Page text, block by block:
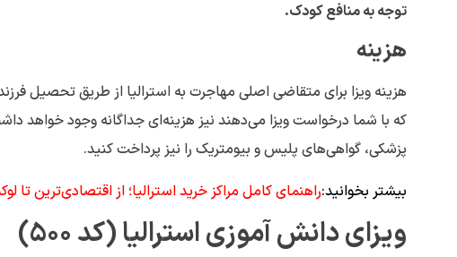
توجه به منافع کودک.
هزینه
که با شما درخواست ویزا می‌دهند نیز هزینه‌ای جداگانه وجود خواهد
پزشکی، گواهی‌های پلیس و بیومتریک را نیز پرداخت کنید.
بیشتر بخوانید:راهنمای کامل مراکز خرید استرالیا؛ از اقتصادی‌ترین تا
ویزای دانش آموزی استرالیا (کد 500)